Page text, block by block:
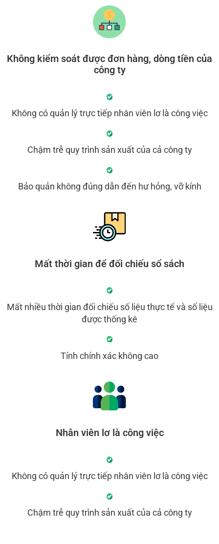
Không kiểm soát được đơn hàng, dòng tiền của
công ty
Không có quản lý trực tiếp nhân viên lơ là công việc
Chậm trễ quy trình sản xuất của cả công ty
Bảo quản không đúng dẫn đến hư hỏng, vỡ kính
Mất thời gian để đối chiếu sổ sách
Mất nhiều thời gian đối chiếu số liệu thực tế và số liệu
được thống kê
Tính chính xác không cao
Nhân viên lơ là công việc
Không có quản lý trực tiếp nhân viên lơ là công việc
Chậm trễ quy trình sản xuất của cả công ty